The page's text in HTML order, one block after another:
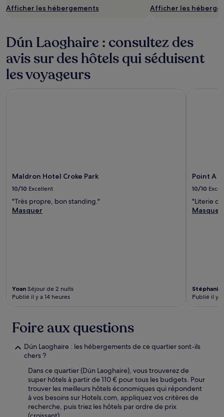
Afficher les hébergements Afficher les
Dún Laoghaire : consultez des
avis sur des hôtels qui séduisent
les voyageurs
Maldron Hotel Croke Park
10/10 Excellent
"Très propre, bon standing."
Masquer
Yoan Séjour de 2 nuits
Publié il y a 14 heures
Point A
10/10
"Literie
Masquer
Stéphanie
Publié il y
Foire aux questions
Dún Laoghaire : les hébergements de ce quartier sont-ils
chers ?
Dans ce quartier (Dún Laoghaire), vous trouverez de
super hôtels à partir de 110 € pour tous les budgets. Pour
trouver les meilleurs hôtels économiques qui répondent
à vos besoins sur Hotels.com, appliquez vos critères de
recherche, puis triez les hôtels par ordre de prix